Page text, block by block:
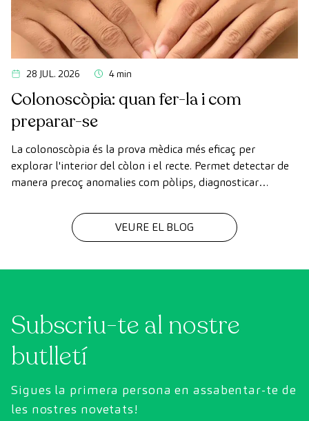
28 JUL. 2026 4 min
Colonoscòpia: quan fer-la i com
preparar-se
La colonoscòpia és la prova mèdica més eficaç per
explorar l'interior del còlon i el recte. Permet detectar de
manera precoç anomalies com pòlips, diagnosticar
VEURE EL BLOG
Subscriu-te al nostre
butlletí
Sigues la primera persona en assabentar-te de
les nostres novetats!